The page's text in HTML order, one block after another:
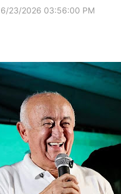
6/23/2026 03:56:00 PM